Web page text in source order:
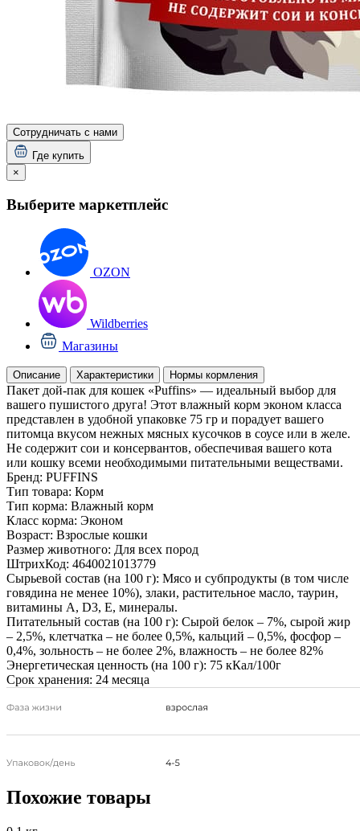
Сотрудничать с нами
Где купить
×
Выберите маркетплейс
OZON
Wildberries
Магазины
Описание Характеристики Нормы кормления
Пакет дой-пак для кошек «Puffins» — идеальный выбор для
вашего пушистого друга! Этот влажный корм эконом класса
представлен в удобной упаковке 75 гр и порадует вашего
питомца вкусом нежных мясных кусочков в соусе или в желе.
Не содержит сои и консервантов, обеспечивая вашего кота
или кошку всеми необходимыми питательными веществами.
Бренд: PUFFINS
Тип товара: Корм
Тип корма: Влажный корм
Класс корма: Эконом
Возраст: Взрослые кошки
Размер животного: Для всех пород
ШтрихКод: 4640021013779
Сырьевой состав (на 100 г): Мясо и субпродукты (в том числе
говядина не менее 10%), злаки, растительное масло, таурин,
витамины А, D3, Е, минералы.
Питательный состав (на 100 г): Сырой белок – 7%, сырой жир
– 2,5%, клетчатка – не более 0,5%, кальций – 0,5%, фосфор –
0,4%, зольность – не более 2%, влажность – не более 82%
Энергетическая ценность (на 100 г): 75 кКал/100г
Срок хранения: 24 месяца
Похожие товары